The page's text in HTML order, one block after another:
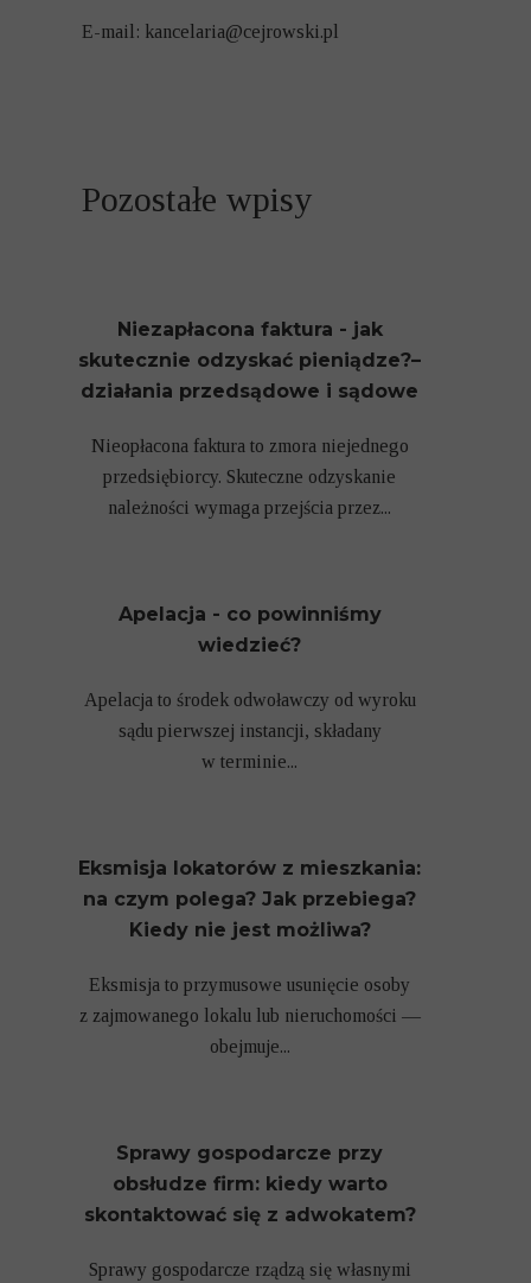
Niezapłacona faktura - jak
skutecznie odzyskać pieniądze?–
działania przedsądowe i sądowe
Nieopłacona faktura to zmora niejednego
przedsiębiorcy. Skuteczne odzyskanie
należności wymaga przejścia przez...
Apelacja - co powinniśmy
wiedzieć?
Apelacja to środek odwoławczy od wyroku
sądu pierwszej instancji, składany
w terminie...
Eksmisja lokatorów z mieszkania:
na czym polega? Jak przebiega?
Kiedy nie jest możliwa?
Eksmisja to przymusowe usunięcie osoby
z zajmowanego lokalu lub nieruchomości —
obejmuje...
Sprawy gospodarcze przy
obsłudze firm: kiedy warto
skontaktować się z adwokatem?
Sprawy gospodarcze rządzą się własnymi
Pozostałe wpisy
E-mail: kancelaria@cejrowski.pl